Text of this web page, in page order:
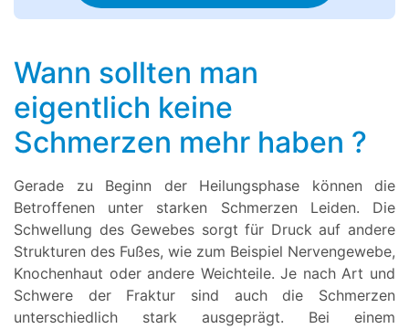
Wann sollten man
eigentlich keine
Schmerzen mehr haben ?
Gerade zu Beginn der Heilungsphase können die
Betroffenen unter starken Schmerzen Leiden. Die
Schwellung des Gewebes sorgt für Druck auf andere
Strukturen des Fußes, wie zum Beispiel Nervengewebe,
Knochenhaut oder andere Weichteile. Je nach Art und
Schwere der Fraktur sind auch die Schmerzen
unterschiedlich stark ausgeprägt. Bei einem